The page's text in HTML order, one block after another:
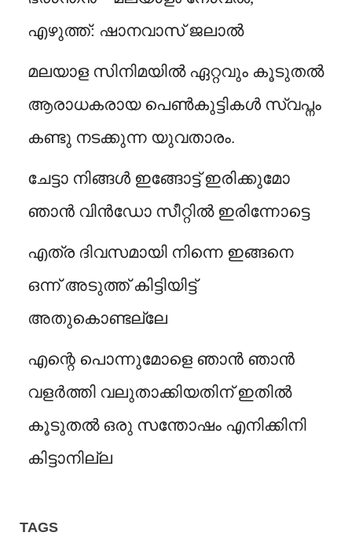
എഴുത്ത്: ഷാനവാസ് ജലാൽ
മലയാള സിനിമയിൽ ഏറ്റവും കൂടുതൽ
ആരാധകരായ പെൺകുട്ടികൾ സ്വപ്നം
കണ്ടു നടക്കുന്ന യുവതാരം.
ചേട്ടാ നിങ്ങൾ ഇങ്ങോട്ട് ഇരിക്കുമോ
ഞാൻ വിൻഡോ സീറ്റിൽ ഇരിന്നോട്ടെ
എത്ര ദിവസമായി നിന്നെ ഇങ്ങനെ
ഒന്ന് അടുത്ത് കിട്ടിയിട്ട്
അതുകൊണ്ടല്ലേ
എന്റെ പൊന്നുമോളെ ഞാൻ ഞാൻ
വളർത്തി വലുതാക്കിയതിന് ഇതിൽ
കൂടുതൽ ഒരു സന്തോഷം എനിക്കിനി
കിട്ടാനില്ല
TAGS